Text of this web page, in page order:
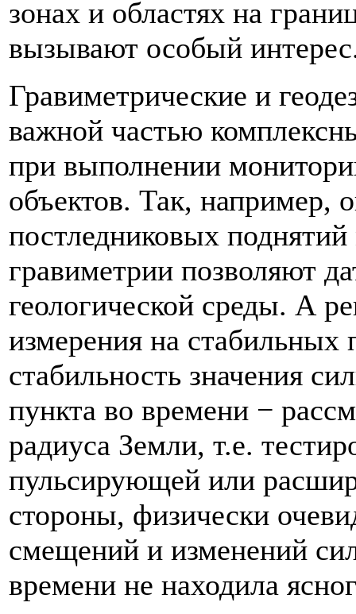
зонах и областях на
вызывают особый
Гравиметрические и
важной частью
при выполнении
объектов. Так, например,
постледниковых
гравиметрии позволяют
геологической среды. А
измерения на стабильных
стабильность значения
пункта во времени −
радиуса Земли, т.е.
пульсирующей или
стороны, физически
смещений и изменений
времени не находила